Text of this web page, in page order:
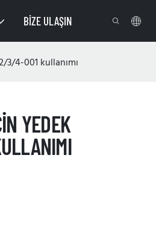
BIZE ULAŞIN
3/4-001 kullanımı
YEDEK